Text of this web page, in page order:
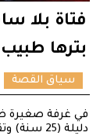
فتاة بلا
بترها
سياق القصة
في غرفة صغيرة
دليلة